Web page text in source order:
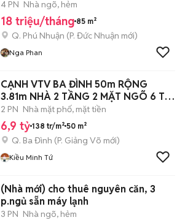
4 PN Nhà ngõ, hẻm
18 triệu/tháng 85 m²
Q. Phú Nhuận (P. Đức Nhuận mới)
Nga Phan
CẠNH VTV BA ĐÌNH 50m RỘNG
3.81m NHÀ 2 TẦNG 2 MẶT NGÕ 6 Ty
9
2 PN Nhà mặt phố, mặt tiền
6,9 tỷ 138 tr/m² 50 m²
Q. Ba Đình (P. Giảng Võ mới)
Kiều Minh Tứ
(Nhà mới) cho thuê nguyên căn, 3
p.ngủ sẵn máy lạnh
3 PN Nhà ngõ, hẻm